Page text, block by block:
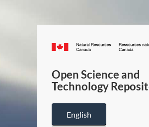
Canada.ca
Open Science and
Technology
English